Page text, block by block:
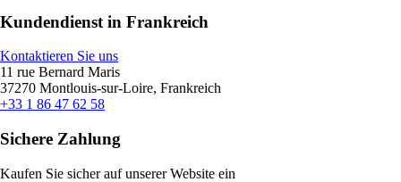
Kundendienst in Frankreich
Kontaktieren Sie uns
11 rue Bernard Maris
37270 Montlouis-sur-Loire, Frankreich
+33 1 86 47 62 58
Sichere Zahlung
Kaufen Sie sicher auf unserer Website ein